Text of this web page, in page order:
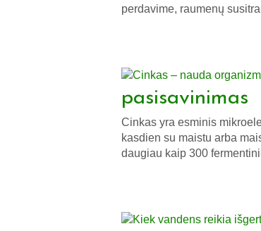
perdavime, raumenų
pasisavinimas
Cinkas yra esminis
kasdien su maistu arba
daugiau kaip 300